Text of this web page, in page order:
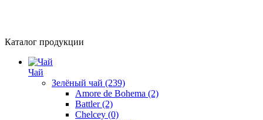
Каталог продукции
Чай
Зелёный чай (239)
Amore de Bohema (2)
Battler(2)
Chelcey (0)